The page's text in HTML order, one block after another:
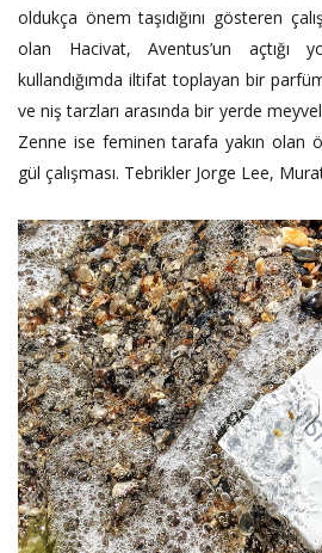
oldukça önem taşıdığını gösteren
olan Hacivat, Aventus’un açtığı
kullandığımda iltifat toplayan bir
ve niş tarzları arasında bir yerde
Zenne ise feminen tarafa yakın olan
gül çalışması. Tebrikler Jorge Lee,